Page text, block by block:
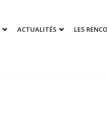
ACTUALITÉS LES